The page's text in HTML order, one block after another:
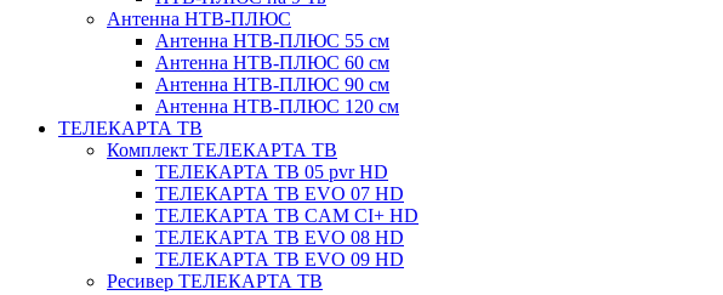
Антенна НТВ-ПЛЮС
Антенна НТВ-ПЛЮС 55 см
Антенна НТВ-ПЛЮС 60 см
Антенна НТВ-ПЛЮС 90 см
Антенна НТВ-ПЛЮС 120 см
ТЕЛЕКАРТА ТВ
Комплект ТЕЛЕКАРТА ТВ
ТЕЛЕКАРТА ТВ 05 pvr HD
ТЕЛЕКАРТА ТВ EVO 07 HD
ТЕЛЕКАРТА ТВ CAM CI+ HD
ТЕЛЕКАРТА ТВ EVO 08 HD
ТЕЛЕКАРТА ТВ EVO 09 HD
Ресивер ТЕЛЕКАРТА ТВ